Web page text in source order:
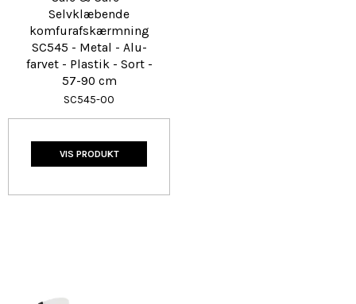
Selvklæbende
komfurafskærmning
SC545 - Metal - Alu-
farvet - Plastik - Sort -
57-90 cm
SC545-00
VIS PRODUKT